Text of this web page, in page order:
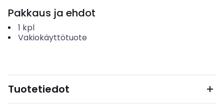
Pakkaus ja ehdot
1 kpl
Vakiokäyttötuote
Tuotetiedot